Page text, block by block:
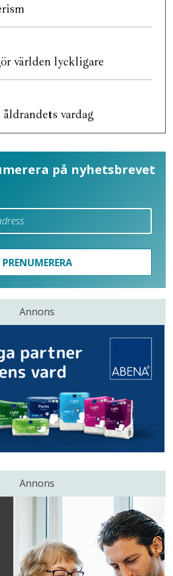
världen lyckligare
vardag
på nyhetsbrevet
PRENUMERERA
Annons
Annons